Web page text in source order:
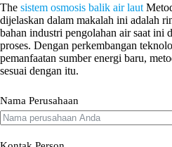
The sistem osmosis balik air laut
dijelaskan dalam makalah ini adalah
bahan industri pengolahan air saat ini
proses. Dengan perkembangan
pemanfaatan sumber energi baru,
sesuai dengan itu.
Nama Perusahaan